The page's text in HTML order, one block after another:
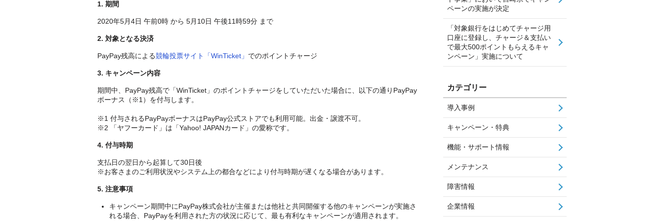
1. 期間
2020年5月4日 午前0時 から 5月10日 午後11時59分 まで
2. 対象となる決済
PayPay残高による競輪投票サイト「WinTicket」 でのポイントチャージ
3. キャンペーン内容
期間中、PayPay残高で「WinTicket」のポイントチャージをしていただいた場合に、以下の通りPayPay
ボーナス（※1）を付与します。
※1 付与されるPayPayボーナスはPayPay公式ストアでも利用可能。出金・譲渡不可。
※2 「ヤフーカード」は「Yahoo! JAPANカード」の愛称です。
4. 付与時期
支払日の翌日から起算して30日後
※お客さまのご利用状況やシステム上の都合などにより付与時期が遅くなる場合があります。
5. 注意事項
キャンペーン期間中にPayPay株式会社が主催または他社と共同開催する他のキャンペーンが実施さ
れる場合、PayPayを利用された方の状況に応じて、最も有利なキャンペーンが適用されます。
ペーンの実施が決定
「対象銀行をはじめてチャージ用
口座に登録し、チャージ＆支払い
で最大500ポイントもらえるキャ
ンペーン」実施について
カテゴリー
導入事例
キャンペーン・特典
機能・サポート情報
メンテナンス
障害情報
企業情報